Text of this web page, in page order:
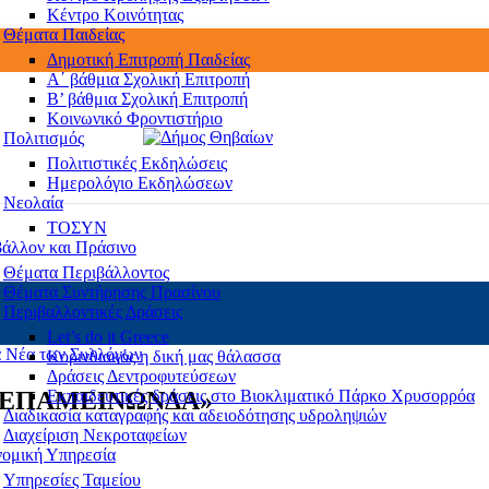
Κέντρο Κοινότητας
Θέματα Παιδείας
Δημοτική Επιτροπή Παιδείας
Α΄ βάθμια Σχολική Επιτροπή
B’ βάθμια Σχολική Επιτροπή
Κοινωνικό Φροντιστήριο
Πολιτισμός
Πολιτιστικές Εκδηλώσεις
Ημερολόγιο Εκδηλώσεων
Νεολαία
ΤΟΣΥΝ
και Πράσινο
Θέματα Περιβάλλοντος
Θέματα Συντήρησης Πρασίνου
Περιβαλλοντικές Δράσεις
Let’s do it Greece
Kορινθιακός η δική μας θάλασσα
Δράσεις Δεντροφυτεύσεων
Εκπαιδευτικές δράσεις στο Βιοκλιματικό Πάρκο Χρυσορρόα
Διαδικασία καταγραφής και αδειοδότησης υδροληψιών
Διαχείριση Νεκροταφείων
Υπηρεσία
Υπηρεσίες Ταμείου
Νέα των Συλλόγων
ΕΠΑΜΕΙΝΩΝΔΑ»